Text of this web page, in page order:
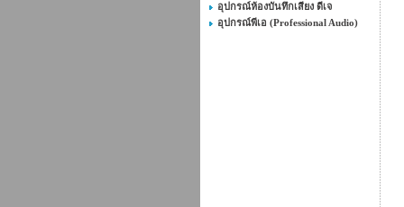
อุปกรณ์ห้องบันทึกเสียง ดีเจ
อุปกรณ์พีเอ (Professional Audio)